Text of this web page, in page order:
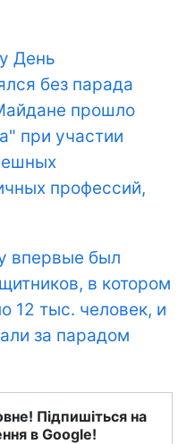
День
без парада
прошло
при участии
профессий,
впервые был
в котором
12 тыс. человек, и
за парадом
Підпишіться на
в Google!